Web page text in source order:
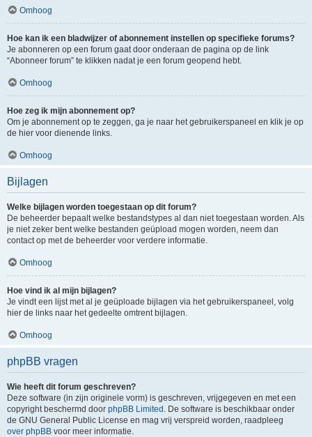
Omhoog
Hoe kan ik een bladwijzer of abonnement instellen op specifieke forums?
Je abonneren op een forum gaat door onderaan de pagina op de link
“Abonneer forum” te klikken nadat je een forum geopend hebt.
Omhoog
Hoe zeg ik mijn abonnement op?
Om je abonnement op te zeggen, ga je naar het gebruikerspaneel en klik je op
de hier voor dienende links.
Omhoog
Bijlagen
Welke bijlagen worden toegestaan op dit forum?
De beheerder bepaalt welke bestandstypes al dan niet toegestaan worden. Als
je niet zeker bent welke bestanden geüpload mogen worden, neem dan
contact op met de beheerder voor verdere informatie.
Omhoog
Hoe vind ik al mijn bijlagen?
Je vindt een lijst met al je geüploade bijlagen via het gebruikerspaneel, volg
hier de links naar het gedeelte omtrent bijlagen.
Omhoog
phpBB vragen
Wie heeft dit forum geschreven?
Deze software (in zijn originele vorm) is geschreven, vrijgegeven en met een
copyright beschermd door phpBB Limited . De software is beschikbaar onder
de GNU General Public License en mag vrij verspreid worden, raadpleeg
over phpBB voor meer informatie.